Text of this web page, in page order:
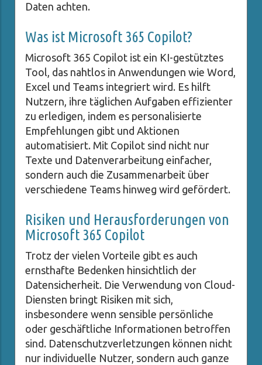
Daten achten.
Was ist Microsoft 365 Copilot?
Microsoft 365 Copilot ist ein KI-gestütztes
Tool, das nahtlos in Anwendungen wie Word,
Excel und Teams integriert wird. Es hilft
Nutzern, ihre täglichen Aufgaben effizienter
zu erledigen, indem es personalisierte
Empfehlungen gibt und Aktionen
automatisiert. Mit Copilot sind nicht nur
Texte und Datenverarbeitung einfacher,
sondern auch die Zusammenarbeit über
verschiedene Teams hinweg wird gefördert.
Risiken und Herausforderungen von
Microsoft 365 Copilot
Trotz der vielen Vorteile gibt es auch
ernsthafte Bedenken hinsichtlich der
Datensicherheit. Die Verwendung von Cloud-
Diensten bringt Risiken mit sich,
insbesondere wenn sensible persönliche
oder geschäftliche Informationen betroffen
sind. Datenschutzverletzungen können nicht
nur individuelle Nutzer, sondern auch ganze